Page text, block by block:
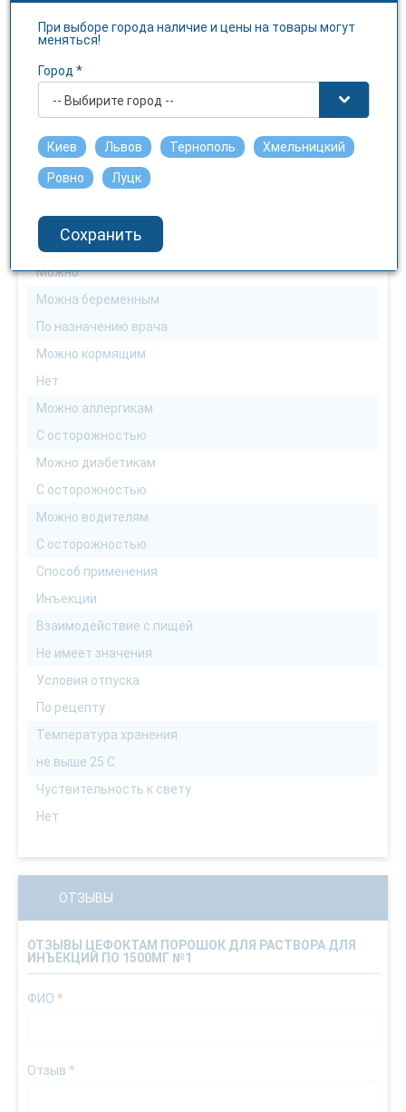
Форма выпуска
Количество в упаковке
Действующее вещество
Можно взрослым
Можно
Можно детям
Можно
Можна беременным
По назначению врача
Можно кормящим
Нет
Можно аллергикам
С осторожностью
Можно диабетикам
С осторожностью
Можно водителям
С осторожностью
Способ применения
Инъекции
Взаимодействие с пищей
Не имеет значения
Условия отпуска
По рецепту
Температура хранения
не выше 25 С
Чуствительность к свету
Нет
ОТЗЫВЫ
ОТЗЫВЫ ЦЕФОКТАМ ПОРОШОК ДЛЯ РАСТВОРА ДЛЯ
ИНЪЕКЦИЙ ПО 1500МГ №1
ФИО *
Отзыв *
При выборе города наличие и цены на товары могут
меняться!
Город *
-- Выбирите город --
Киев Львов Тернополь Хмельницкий
Ровно Луцк
Сохранить